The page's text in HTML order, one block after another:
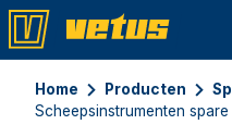
Home Producten
Scheepsinstrumenten spare